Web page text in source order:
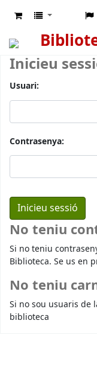
Inicieu
Usuari:
Contrasenya:
No teniu
Si no teniu
Biblioteca. Se us en
No teniu
Si no sou usuaris de
biblioteca